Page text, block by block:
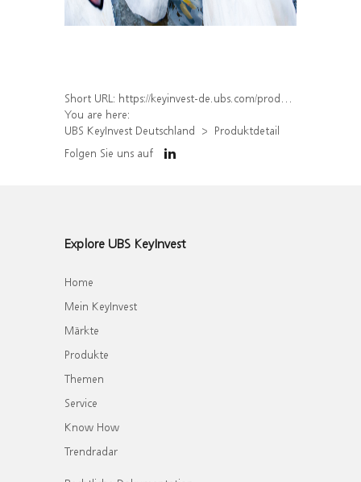
Short URL: https://keyinvest-de.ubs.com/produkt/detail/index/isin/DE000WA5RZ87
You are here:
UBS KeyInvest Deutschland
Produktdetail
Folgen Sie uns auf
Explore UBS KeyInvest
Home
Mein KeyInvest
Märkte
Produkte
Themen
Service
Know How
Trendradar